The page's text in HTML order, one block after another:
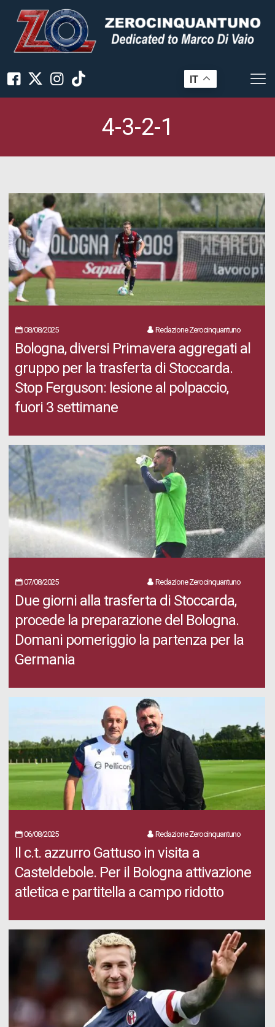
IT
4-3-2-1
08/08/2025 Redazione Zerocinquantuno
Bologna, diversi Primavera aggregati al
gruppo per la trasferta di Stoccarda.
Stop Ferguson: lesione al polpaccio,
fuori 3 settimane
07/08/2025 Redazione Zerocinquantuno
Due giorni alla trasferta di Stoccarda,
procede la preparazione del Bologna.
Domani pomeriggio la partenza per la
Germania
06/08/2025 Redazione Zerocinquantuno
Il c.t. azzurro Gattuso in visita a
Casteldebole. Per il Bologna attivazione
atletica e partitella a campo ridotto